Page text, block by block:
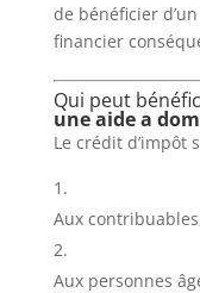
de bénéficier
financier
Qui peut
une aide a
Le crédit d’impôt
Aux
Aux personnes